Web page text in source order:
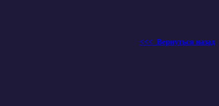
<<< Вернуться назад